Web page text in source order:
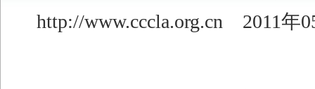
http://www.cccla.org.cn 2011年